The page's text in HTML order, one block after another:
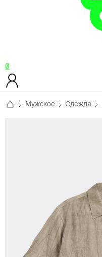
0
Мужское Одежда